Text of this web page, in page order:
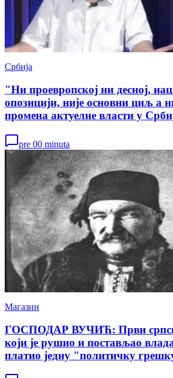
Србија
"Ни проевропској ни десној,
опозицији, није основни циљ а
промена актуелне власти у
pre 00 minuta
Магазин
ГОСПОДАР ВУЧИЋ: Први
који је рушио и постављао
платио једну "политичку